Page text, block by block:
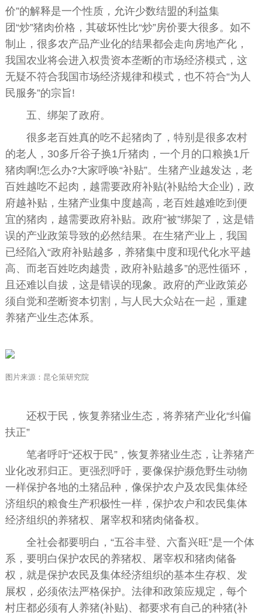
价”的解释是一个性质，允许少数结盟的利益集
团“炒”猪肉价格，其破坏性比“炒”房价要大很多。如不
制止，很多农产品产业化的结果都会走向房地产化，
我国农业将会进入权贵资本垄断的市场经济模式，这
无疑不符合我国市场经济规律和模式，也不符合“为人
民服务”的宗旨!
五、绑架了政府。
很多老百姓真的吃不起猪肉了，特别是很多农村
的老人，30多斤谷子换1斤猪肉，一个月的口粮换1斤
猪肉啊!怎么办?大家呼唤“补贴”。生猪产业越发达，老
百姓越吃不起肉，越需要政府补贴(补贴给大企业)，政
府越补贴，生猪产业集中度越高，老百姓越难吃到便
宜的猪肉，越需要政府补贴。政府“被”绑架了，这是错
误的产业政策导致的必然结果。在生猪产业上，我国
已经陷入“政府补贴越多，养猪集中度和现代化水平越
高、而老百姓吃肉越贵，政府补贴越多”的恶性循环，
且还难以自拔，这是错误的现象。政府的产业政策必
须自觉和垄断资本切割，与人民大众站在一起，重建
养猪产业生态体系。
图片来源：昆仑策研究院
还权于民，恢复养猪业生态，将养猪产业化“纠偏
扶正”
笔者呼吁“还权于民”，恢复养猪业生态，让养猪产
业化改邪归正。更强烈呼吁，要像保护濒危野生动物
一样保护各地的土猪品种，像保护农户及农民集体经
济组织的粮食生产积极性一样，保护农户和农民集体
经济组织的养猪权、屠宰权和猪肉储备权。
全社会都要明白，“五谷丰登、六畜兴旺”是一个体
系，要明白保护农民的养猪权、屠宰权和猪肉储备
权，就是保护农民及集体经济组织的基本生存权、发
展权，必须依法严格保护。法律和政策应规定，每个
村庄都必须有人养猪(补贴)、都要求有自己的种猪(补